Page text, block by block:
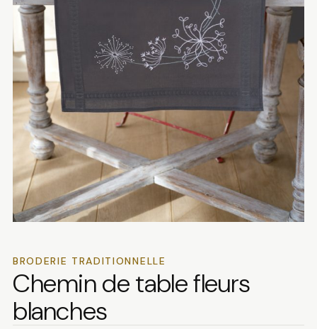
BRODERIE TRADITIONNELLE
Chemin de table fleurs
blanches